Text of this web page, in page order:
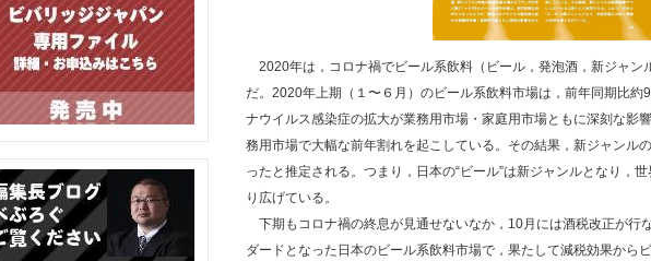
2020年は，コロナ禍でビール系飲料（ビール，発泡酒，新ジャン
だ。2020年上期（１〜６月）のビール系飲料市場は，前年同期比約
ナウイルス感染症の拡大が業務用市場・家庭用市場ともに深刻な影
務用市場で大幅な前年割れを起こしている。その結果，新ジャンル
ったと推定される。つまり，日本の“ビール”は新ジャンルとなり，
り広げている。
下期もコロナ禍の終息が見通せないなか，10月には酒税改正が行
ダードとなった日本のビール系飲料市場で，果たして減税効果から